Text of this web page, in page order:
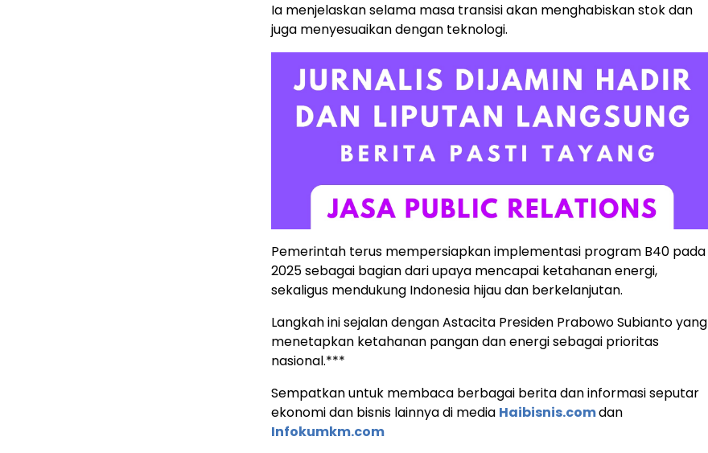
Ia menjelaskan selama masa transisi akan menghabiskan stok dan
juga menyesuaikan dengan teknologi.
Pemerintah terus mempersiapkan implementasi program B40 pada
2025 sebagai bagian dari upaya mencapai ketahanan energi,
sekaligus mendukung Indonesia hijau dan berkelanjutan.
Langkah ini sejalan dengan Astacita Presiden Prabowo Subianto yang
menetapkan ketahanan pangan dan energi sebagai prioritas
nasional.***
Sempatkan untuk membaca berbagai berita dan informasi seputar
ekonomi dan bisnis lainnya di media Haibisnis.comdan
Infokumkm.com